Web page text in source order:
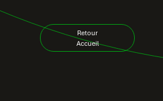
Retour
Accueil